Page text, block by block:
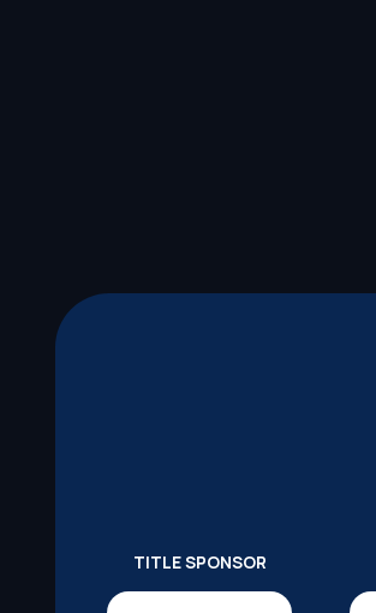
TITLE SPONSOR